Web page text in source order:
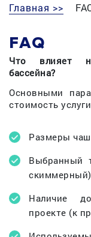
Главная >>
FAQ
Что влияет
бассейна?
Основными
стоимость
Размеры
Выбранный
скиммерный)
Наличие
проекте (к